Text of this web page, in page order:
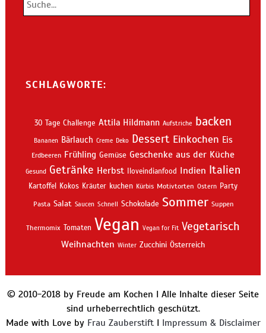
SCHLAGWORTE:
30 Tage Challenge Attila Hildmann Aufstriche backen
Bananen Bärlauch Creme Deko Dessert Einkochen Eis
Erdbeeren Frühling Gemüse Geschenke aus der Küche
Gesund Getränke Herbst Iloveindianfood Indien Italien
Kartoffel Kokos Kräuter kuchen Kürbis Motivtorten Ostern Party
Pasta Salat Saucen Schnell Schokolade Sommer Suppen
Thermomix Tomaten Vegan Vegan for Fit Vegetarisch
Weihnachten Winter Zucchini Österreich
© 2010-2018 by Freude am Kochen I Alle Inhalte dieser Seite
sind urheberrechtlich geschützt.
Made with Love by Frau ZauberstiftI Impressum & Disclaimer